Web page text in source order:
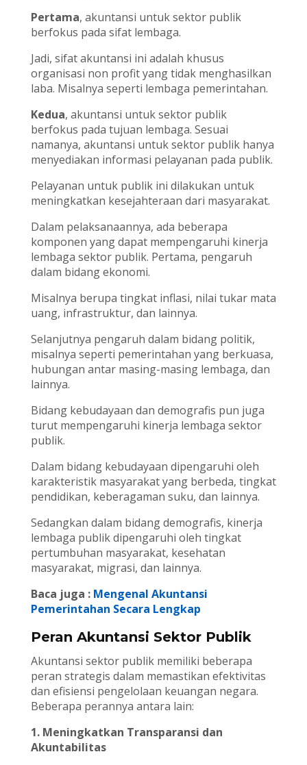
Pertama, akuntansi untuk sektor publik
berfokus pada sifat lembaga.
Jadi, sifat akuntansi ini adalah khusus
organisasi non profit yang tidak menghasilkan
laba. Misalnya seperti lembaga pemerintahan.
Kedua, akuntansi untuk sektor publik
berfokus pada tujuan lembaga. Sesuai
namanya, akuntansi untuk sektor publik hanya
menyediakan informasi pelayanan pada publik.
Pelayanan untuk publik ini dilakukan untuk
meningkatkan kesejahteraan dari masyarakat.
Dalam pelaksanaannya, ada beberapa
komponen yang dapat mempengaruhi kinerja
lembaga sektor publik. Pertama, pengaruh
dalam bidang ekonomi.
Misalnya berupa tingkat inflasi, nilai tukar mata
uang, infrastruktur, dan lainnya.
Selanjutnya pengaruh dalam bidang politik,
misalnya seperti pemerintahan yang berkuasa,
hubungan antar masing-masing lembaga, dan
lainnya.
Bidang kebudayaan dan demografis pun juga
turut mempengaruhi kinerja lembaga sektor
publik.
Dalam bidang kebudayaan dipengaruhi oleh
karakteristik masyarakat yang berbeda, tingkat
pendidikan, keberagaman suku, dan lainnya.
Sedangkan dalam bidang demografis, kinerja
lembaga publik dipengaruhi oleh tingkat
pertumbuhan masyarakat, kesehatan
masyarakat, migrasi, dan lainnya.
Baca juga : Mengenal Akuntansi
Pemerintahan Secara Lengkap
Peran Akuntansi Sektor Publik
Akuntansi sektor publik memiliki beberapa
peran strategis dalam memastikan efektivitas
dan efisiensi pengelolaan keuangan negara.
Beberapa perannya antara lain:
1. Meningkatkan Transparansi dan
Akuntabilitas